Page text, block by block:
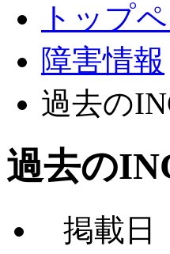
トップ
障害情報
過去の
過去の
掲載日